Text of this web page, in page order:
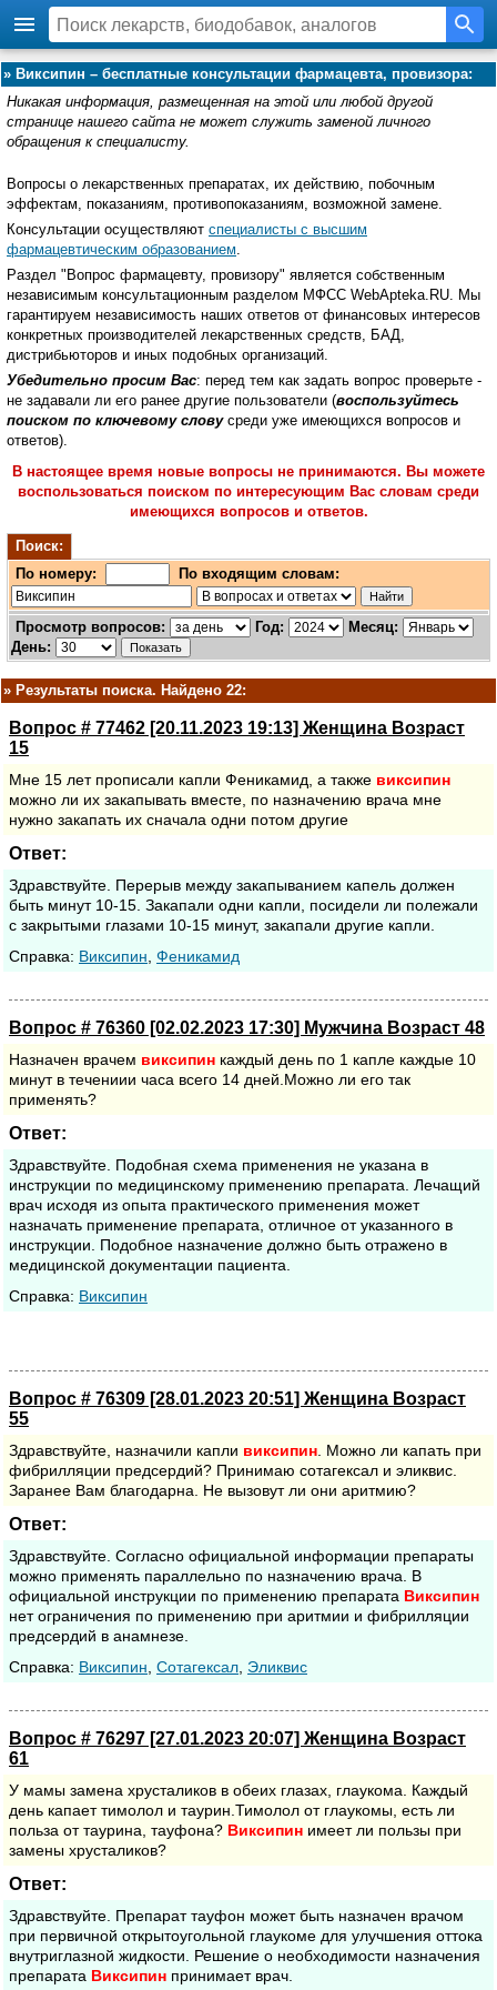
» Виксипин – бесплатные консультации фармацевта, провизора:
Никакая информация, размещенная на этой или любой другой
странице нашего сайта не может служить заменой личного
обращения к специалисту.
Вопросы о лекарственных препаратах, их действию, побочным
эффектам, показаниям, противопоказаниям, возможной замене.
Консультации осуществляют специалисты с высшим
фармацевтическим образованием.
Раздел "Вопрос фармацевту, провизору" является собственным
независимым консультационным разделом МФСС WebApteka.RU. Мы
гарантируем независимость наших ответов от финансовых интересов
конкретных производителей лекарственных средств, БАД,
дистрибьюторов и иных подобных организаций.
Убедительно просим Вас: перед тем как задать вопрос проверьте -
не задавали ли его ранее другие пользователи (воспользуйтесь
поиском по ключевому словусреди уже имеющихся вопросов и
ответов).
В настоящее время новые вопросы не принимаются. Вы можете
воспользоваться поиском по интересующим Вас словам среди
имеющихся вопросов и ответов.
Поиск:
По номеру:
По входящим словам:
Просмотр вопросов: Год:
Месяц:
День:
» Результаты поиска. Найдено 22:
Вопрос # 77462 [20.11.2023 19:13] Женщина Возраст
15
Мне 15 лет прописали капли Феникамид, а также виксипин
можно ли их закапывать вместе, по назначению врача мне
нужно закапать их сначала одни потом другие
Ответ:
Здравствуйте. Перерыв между закапыванием капель должен
быть минут 10-15. Закапали одни капли, посидели ли полежали
с закрытыми глазами 10-15 минут, закапали другие капли.
Cправка: Виксипин Феникамид
Вопрос # 76360 [02.02.2023 17:30] Мужчина Возраст 48
Назначен врачем виксипин каждый день по 1 капле каждые 10
минут в течениии часа всего 14 дней.Можно ли его так
применять?
Ответ:
Здравствуйте. Подобная схема применения не указана в
инструкции по медицинскому применению препарата. Лечащий
врач исходя из опыта практического применения может
назначать применение препарата, отличное от указанного в
инструкции. Подобное назначение должно быть отражено в
медицинской документации пациента.
Cправка: Виксипин
Вопрос # 76309 [28.01.2023 20:51] Женщина Возраст
55
Здравствуйте, назначили капли виксипин . Можно ли капать при
фибрилляции предсердий? Принимаю сотагексал и эликвис.
Заранее Вам благодарна. Не вызовут ли они аритмию?
Ответ:
Здравствуйте. Согласно официальной информации препараты
можно применять параллельно по назначению врача. В
официальной инструкции по применению препарата Виксипин
нет ограничения по применению при аритмии и фибрилляции
предсердий в анамнезе.
Cправка: Виксипин Сотагексал Эликвис
Вопрос # 76297 [27.01.2023 20:07] Женщина Возраст
61
У мамы замена хрусталиков в обеих глазах, глаукома. Каждый
день капает тимолол и таурин.Тимолол от глаукомы, есть ли
польза от таурина, тауфона? Виксипин имеет ли пользы при
замены хрусталиков?
Ответ:
Здравствуйте. Препарат тауфон может быть назначен врачом
при первичной открытоугольной глаукоме для улучшения оттока
внутриглазной жидкости. Решение о необходимости назначения
препарата Виксипин принимает врач.